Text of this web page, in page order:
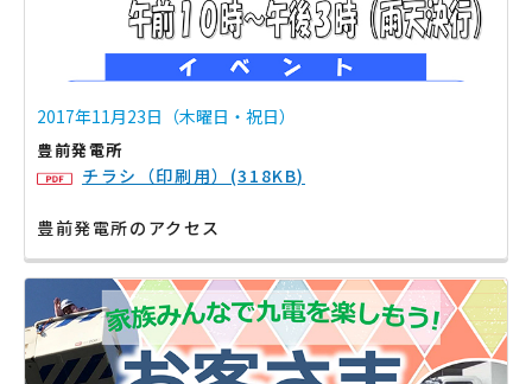
2017年11月23日（木曜日・祝日）
豊前発電所
チラシ（印刷用）(318KB)
豊前発電所のアクセス